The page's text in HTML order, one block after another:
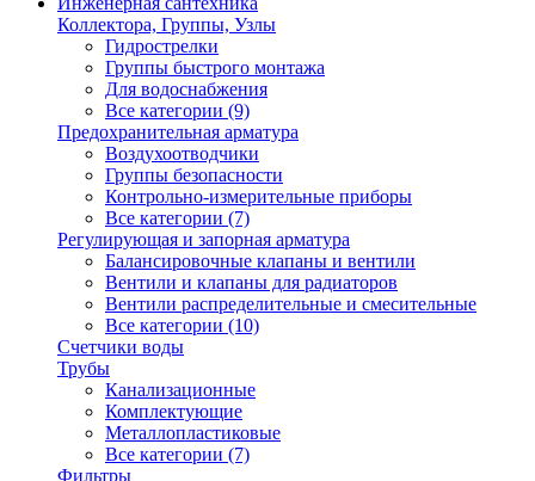
Коллектора, Группы, Узлы
Гидрострелки
Группы быстрого монтажа
Для водоснабжения
Все категории (9)
Предохранительная арматура
Воздухоотводчики
Группы безопасности
Контрольно-измерительные приборы
Все категории (7)
Регулирующая и запорная арматура
Балансировочные клапаны и вентили
Вентили и клапаны для радиаторов
Вентили распределительные и смесительные
Все категории (10)
Счетчики воды
Трубы
Канализационные
Комплектующие
Металлопластиковые
Все категории (7)
Фильтры